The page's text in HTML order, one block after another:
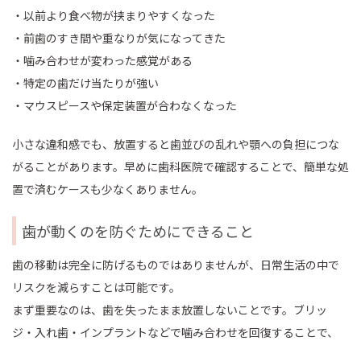
・以前より食べ物が挟まりやすくなった
・前歯のすき間や重なりが気になってきた
・噛み合わせが変わった感覚がある
・特定の歯だけ当たりが強い
・マウスピースや保定装置が合わなくなった
小さな違和感でも、放置すると歯並びの乱れや顎への負担につな
がることがあります。早めに歯科医院で確認することで、簡単な処
置で済むケースも少なくありません。
歯が動くのを防ぐためにできること
歯の移動は完全に防げるものではありませんが、日常生活の中で
リスクを減らすことは可能です。
まず重要なのは、歯を失ったまま放置しないことです。ブリッ
ジ・入れ歯・インプラントなどで噛み合わせを回復することで、